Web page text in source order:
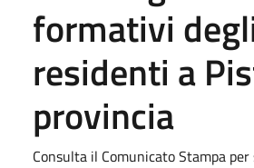
formativi
residenti a
provincia
Consulta il Comunicato Stampa per